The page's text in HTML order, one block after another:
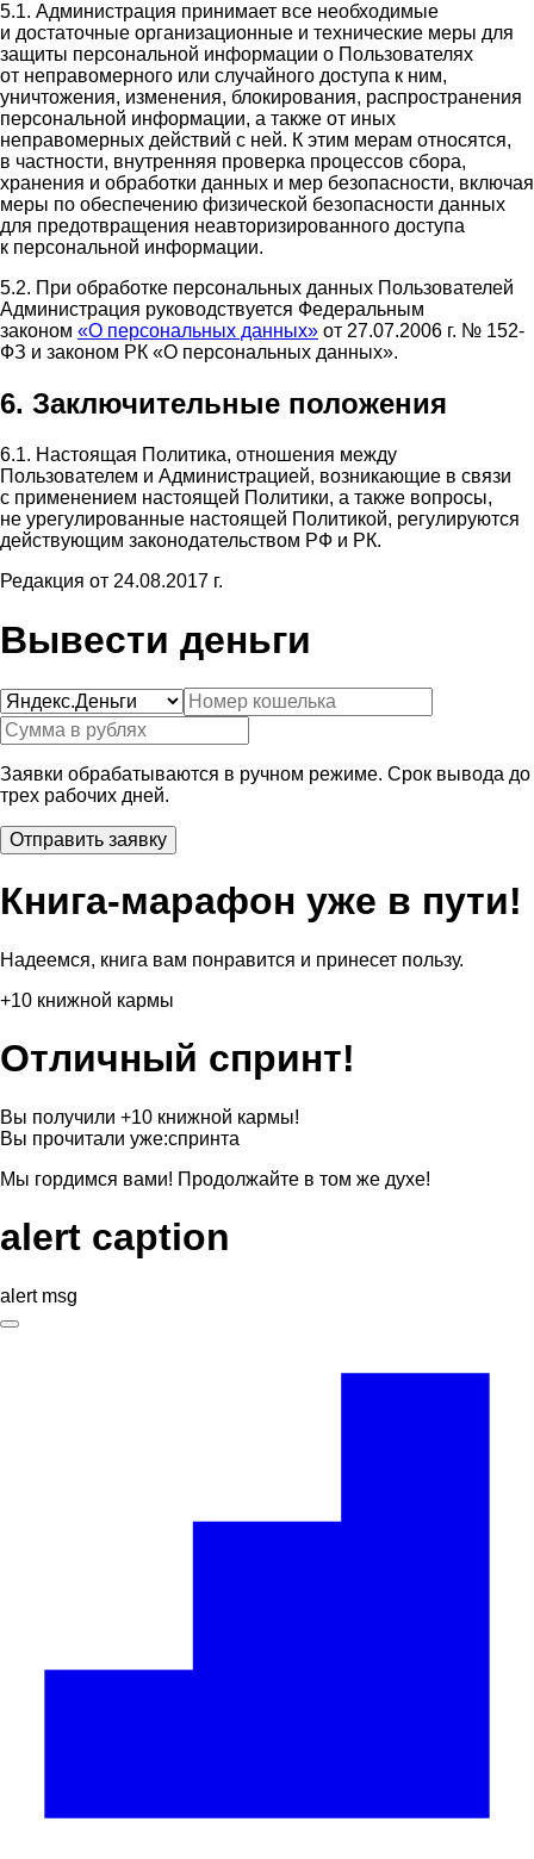
5.1. Администрация принимает все необходимые
и достаточные организационные и технические меры для
защиты персональной информации о Пользователях
от неправомерного или случайного доступа к ним,
уничтожения, изменения, блокирования, распространения
персональной информации, а также от иных
неправомерных действий с ней. К этим мерам относятся,
в частности, внутренняя проверка процессов сбора,
хранения и обработки данных и мер безопасности, включая
меры по обеспечению физической безопасности данных
для предотвращения неавторизированного доступа
к персональной информации.
5.2. При обработке персональных данных Пользователей
Администрация руководствуется Федеральным
законом «О персональных данных» от 27.07.2006 г. № 152-
ФЗ и законом РК «О персональных данных».
6. Заключительные положения
6.1. Настоящая Политика, отношения между
Пользователем и Администрацией, возникающие в связи
с применением настоящей Политики, а также вопросы,
не урегулированные настоящей Политикой, регулируются
действующим законодательством РФ и РК.
Редакция от 24.08.2017 г.
Вывести деньги
Заявки обрабатываются в ручном режиме. Срок вывода до
трех рабочих дней.
Книга-марафон уже в пути!
Надеемся, книга вам понравится и принесет пользу.
+10 книжной кармы
Отличный спринт!
Вы получили +10 книжной кармы!
Вы прочитали уже:спринта
Мы гордимся вами! Продолжайте в том же духе!
alert caption
alert msg